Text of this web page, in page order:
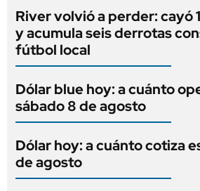
River volvió a perder: cayó
y acumula seis derrotas
fútbol local
Dólar blue hoy: a cuánto
sábado 8 de agosto
Dólar hoy: a cuánto cotiza
de agosto